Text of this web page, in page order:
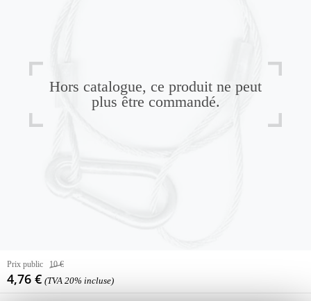
Hors catalogue, ce produit ne peut
plus être commandé.
Prix public 10 €
4,76 € (TVA 20% incluse)